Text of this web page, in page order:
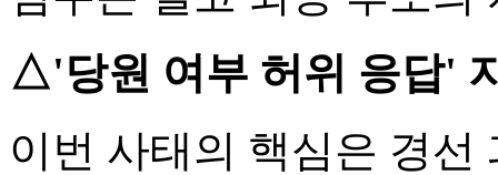
△'당원 여부 허위 응답'
이번 사태의 핵심은 경선